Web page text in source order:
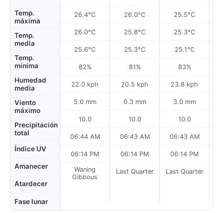
Temp.
máxima
Temp.
media
Temp.
mínima
Humedad
media
Viento
máximo
Precipitación
total
Índice UV
Amanecer
Atardecer
Fase lunar
26.4°C
26.0°C
25.6°C
82%
22.0 kph
5.0 mm
10.0
06:44 AM
06:14 PM
Waning
Gibbous
26.0°C
25.8°C
25.3°C
81%
20.5 kph
0.3 mm
10.0
06:43 AM
06:14 PM
Last Quarter
25.5°C
25.3°C
25.1°C
83%
23.8 kph
3.0 mm
10.0
06:43 AM
06:14 PM
Last Quarter